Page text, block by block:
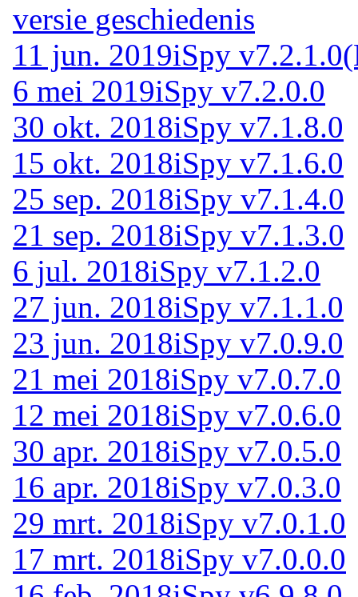
versie geschiedenis
11 jun. 2019iSpy v7.2.1.0
6 mei 2019iSpy v7.2.0.0
30 okt. 2018iSpy v7.1.8.0
15 okt. 2018iSpy v7.1.6.0
25 sep. 2018iSpy v7.1.4.0
21 sep. 2018iSpy v7.1.3.0
6 jul. 2018iSpy v7.1.2.0
27 jun. 2018iSpy v7.1.1.0
23 jun. 2018iSpy v7.0.9.0
21 mei 2018iSpy v7.0.7.0
12 mei 2018iSpy v7.0.6.0
30 apr. 2018iSpy v7.0.5.0
16 apr. 2018iSpy v7.0.3.0
29 mrt. 2018iSpy v7.0.1.0
17 mrt. 2018iSpy v7.0.0.0